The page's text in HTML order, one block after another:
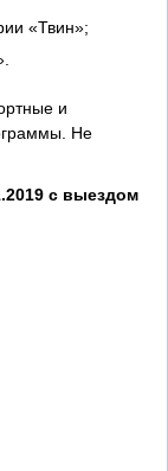
«Твин»;
и
Не
с выездом